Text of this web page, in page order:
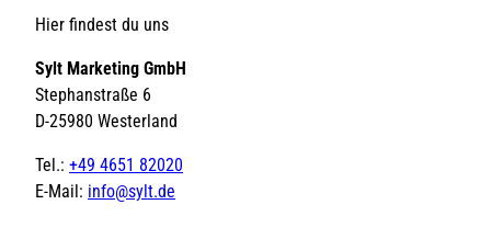
Hier findest du uns
Sylt Marketing GmbH
Stephanstraße 6
D-25980 Westerland
Tel.: +49 4651 82020
E-Mail: info@sylt.de